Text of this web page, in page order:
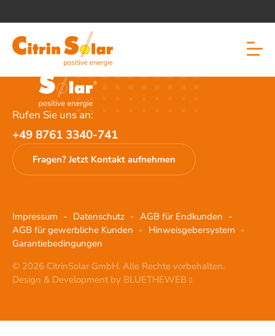
30 Jahre Garantie auf Module
Rundum-Sorglos-Paket von CitrinSolar
Intelligente Speicherlösungen
Bis zu 70% Stromkosten sparen
Rufen Sie uns an:
+49 8761 3340-741
Fragen? Jetzt Kontakt aufnehmen
Impressum Datenschutz
AGB für Endkunden
AGB für gewerbliche Kunden
Hinweisgebersystem
Garantiebedingungen
© 2026 CitrinSolar GmbH. Alle Rechte vorbehalten.
Design & Development by BLUETHEWEB